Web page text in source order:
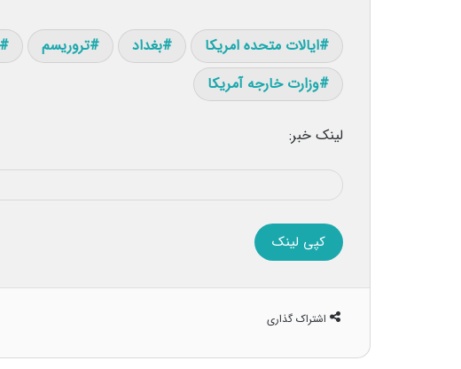
ایالات متحده امریکا بغداد تروریسم
وزارت خارجه آمریکا
لینک خبر:
کپی لینک
اشتراک گذاری